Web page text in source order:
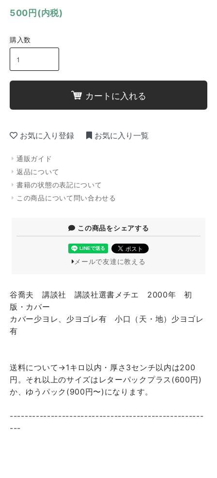
500円(内税)
購入数
カートに入れる
お気に入り登録 お気に入り一覧
通販ガイド
返品について
書籍の状態の表記について
この商品について問い合わせる
この商品をシェアする
メールで友達に教える
谷喬夫 講談社 講談社選書メチエ 2000年 初
版・カバー
カバー少ヨレ、少ヨゴレ有 小口（天・地）少ヨゴレ
有
送料について→1キロ以内・厚さ3センチ以内は200
円。それ以上のサイズはレターパックプラス(600円)
か、ゆうパック(900円〜)になります。
----------------------------------------------------
---